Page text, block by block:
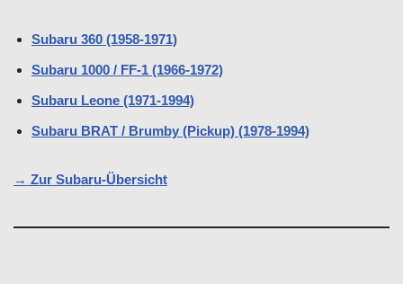
Subaru 360 (1958-1971)
Subaru 1000 / FF-1 (1966-1972)
Subaru Leone (1971-1994)
Subaru BRAT / Brumby (Pickup) (1978-1994)
→ Zur Subaru-Übersicht